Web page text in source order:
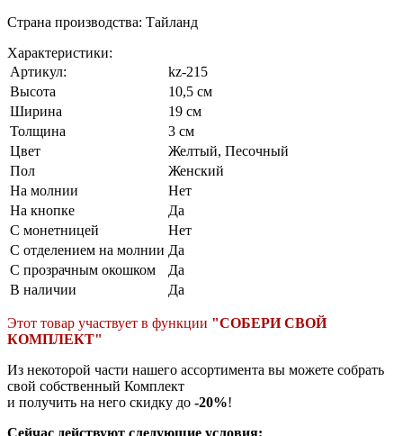
Страна производства: Тайланд
Характеристики:
Артикул:
kz-215
Высота
10,5 см
Ширина
19 см
Толщина
3 см
Цвет
Желтый, Песочный
Пол
Женский
На молнии
Нет
На кнопке
Да
С монетницей
Нет
С отделением на молнии Да
С прозрачным окошком
Да
В наличии
Да
Этот товар участвует в функции "СОБЕРИ СВОЙ
КОМПЛЕКТ"
Из некоторой части нашего ассортимента вы можете собрать
свой собственный Комплект
и получить на него скидку до -20%!
Сейчас действуют следующие условия: